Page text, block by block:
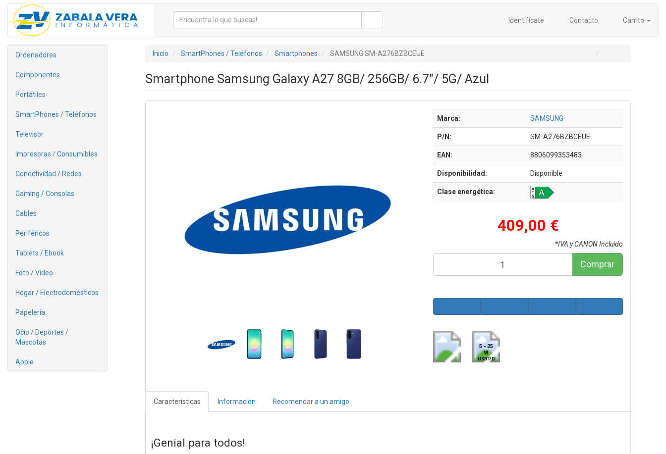
Identifícate Contacto Carrito
Ordenadores
Componentes
Portátiles
SmartPhones / Teléfonos
Televisor
Impresoras / Consumibles
Conectividad / Redes
Gaming / Consolas
Cables
Periféricos
Tablets / Ebook
Foto / Video
Hogar / Electrodomésticos
Papelería
Ocio / Deportes /
Mascotas
Apple
Inicio SmartPhones / Teléfonos Smartphones SAMSUNG SM-A276BZBCEUE
Smartphone Samsung Galaxy A27 8GB/ 256GB/ 6.7"/ 5G/ Azul
Marca: SAMSUNG
P/N: SM-A276BZBCEUE
EAN: 8806099353483
Disponibilidad: Disponible
Clase energética:
409,00 €
*IVA y CANON Incluido
Comprar
5 - 25
W
USB PD
Características Información Recomendar a un amigo
¡Genial para todos!